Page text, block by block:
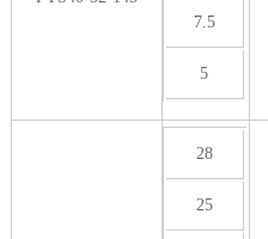
7.5
5
28
25